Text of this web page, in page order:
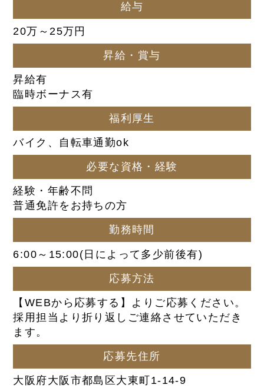
給与
20万～25万円
昇給・賞与
昇給有
臨時ボーナス有
福利厚生
バイク、自転車通勤ok
必要な資格・経験
経験・年齢不問
普通免許をお持ちの方
勤務時間
6:00～15:00(日によって多少前後有)
応募方法
【WEBから応募する】よりご応募ください。
採用担当より折り返しご連絡させていただき
ます。
応募先住所
大阪府大阪市都島区大東町1-14-9